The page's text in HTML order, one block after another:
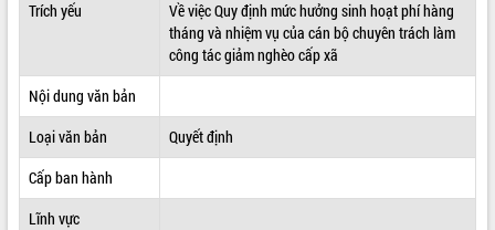
HỆ THỐNG VĂN BẢN
ĐIỂM TIN VĂN BẢN
QUY HOẠCH - KẾ HOẠCH
Trích yếu
Về việc Quy định mức hưởng sinh hoạt phí hàng
tháng và nhiệm vụ của cán bộ chuyên trách làm
công tác giảm nghèo cấp xã
Nội dung văn bản
Loại văn bản
Quyết định
Cấp ban hành
Lĩnh vực